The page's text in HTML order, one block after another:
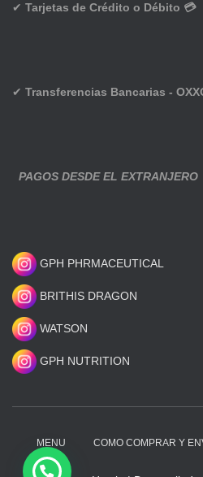
✔ Tarjetas de Crédito o Débito 💳
✔ Transferencias Bancarias -
PAGOS DESDE EL EXTRANJERO
GPH PHRMACEUTICAL
BRITHIS DRAGON
WATSON
GPH NUTRITION
MENU COMO COMPRAR Y